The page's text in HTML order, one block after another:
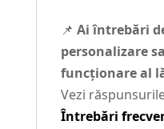
📌 Ai întrebări
personalizare
funcționare al
Vezi
Întrebări